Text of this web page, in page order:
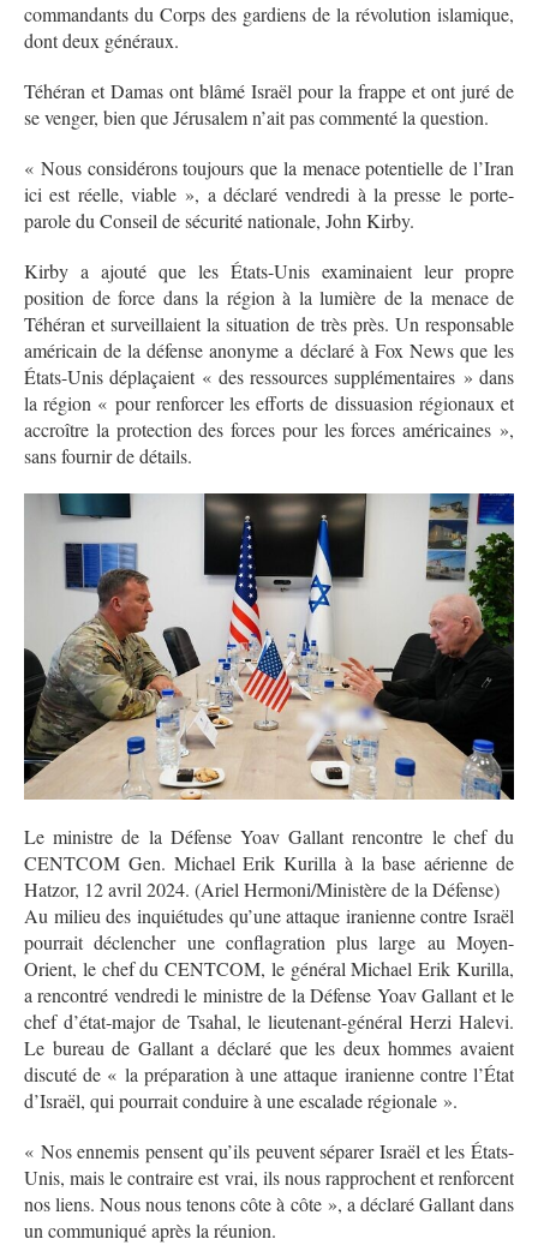
commandants du Corps des gardiens de la révolution islamique,
dont deux généraux.
Téhéran et Damas ont blâmé Israël pour la frappe et ont juré de
se venger, bien que Jérusalem n’ait pas commenté la question.
« Nous considérons toujours que la menace potentielle de l’Iran
ici est réelle, viable », a déclaré vendredi à la presse le porte-
parole du Conseil de sécurité nationale, John Kirby.
Kirby a ajouté que les États-Unis examinaient leur propre
position de force dans la région à la lumière de la menace de
Téhéran et surveillaient la situation de très près. Un responsable
américain de la défense anonyme a déclaré à Fox News que les
États-Unis déplaçaient « des ressources supplémentaires » dans
la région « pour renforcer les efforts de dissuasion régionaux et
accroître la protection des forces pour les forces américaines »,
sans fournir de détails.
Le ministre de la Défense Yoav Gallant rencontre le chef du
CENTCOM Gen. Michael Erik Kurilla à la base aérienne de
Hatzor, 12 avril 2024. (Ariel Hermoni/Ministère de la Défense)
Au milieu des inquiétudes qu’une attaque iranienne contre Israël
pourrait déclencher une conflagration plus large au Moyen-
Orient, le chef du CENTCOM, le général Michael Erik Kurilla,
a rencontré vendredi le ministre de la Défense Yoav Gallant et le
chef d’état-major de Tsahal, le lieutenant-général Herzi Halevi.
Le bureau de Gallant a déclaré que les deux hommes avaient
discuté de « la préparation à une attaque iranienne contre l’État
d’Israël, qui pourrait conduire à une escalade régionale ».
« Nos ennemis pensent qu’ils peuvent séparer Israël et les États-
Unis, mais le contraire est vrai, ils nous rapprochent et renforcent
nos liens. Nous nous tenons côte à côte », a déclaré Gallant dans
un communiqué après la réunion.